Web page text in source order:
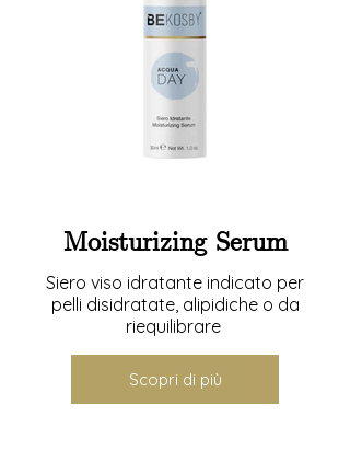
Moisturizing Serum
Siero viso idratante indicato per
pelli disidratate, alipidiche o da
riequilibrare
Scopri di più